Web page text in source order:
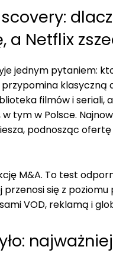
a Netflix
jednym pytaniem:
filmów i seriali,
tym w Polsce.
podnosząc
M&A. To test
przenosi się z
VOD, reklamą i